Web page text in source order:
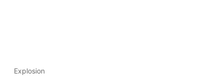
Explosion